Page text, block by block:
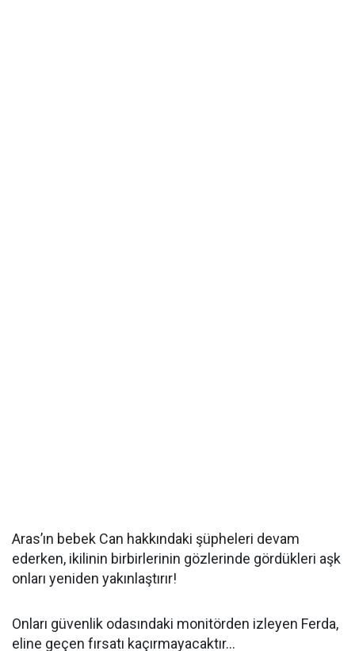
Aras’ın bebek Can hakkındaki şüpheleri devam
ederken, ikilinin birbirlerinin gözlerinde gördükleri aşk
onları yeniden yakınlaştırır!
Onları güvenlik odasındaki monitörden izleyen Ferda,
eline geçen fırsatı kaçırmayacaktır...